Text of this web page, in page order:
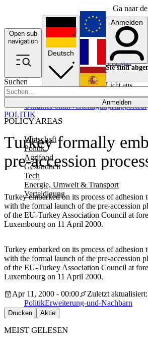
Ga naar
Open sub
navigation
Suchen
Anmelden
POLICY AREAS
Wirtschaft
Politik
Agrifood
Gesundheit
Tech
Energie, Umwelt & Transport
Verteidigung
UkrainePolitikVerteidigungRapporteur
Deutsch
English
Français
Anmelden
Sie sind
Licht aus
Turkey formally
pre-accession
Turkey embarked on its process of adhesion
with the formal launch of the pre-accession
of the EU-Turkey Association Council at
Luxembourg on 11 April 2000.
POLITIK
Turkey embarked on its process of adhesion
with the formal launch of the pre-accession
of the EU-Turkey Association Council at
Luxembourg on 11 April 2000.
Apr 11, 2000 - 00:00
Zuletzt
PolitikErweiterung-und-Nachbarn
Drucken Aktie
MEIST GELESEN